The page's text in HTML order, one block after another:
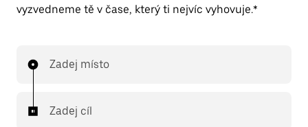
vyzvedneme tě v čase, který ti nejvíc vyhovuje.*
Zadej místo
Zadej cíl